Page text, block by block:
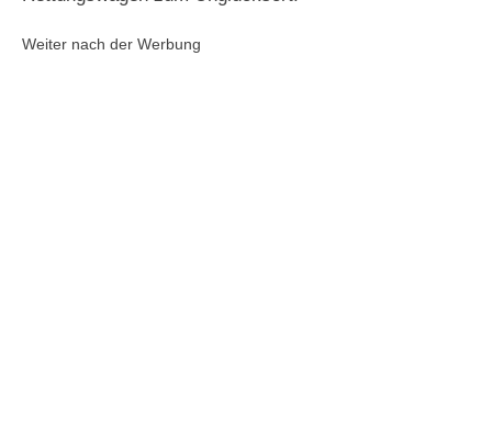
Weiter nach der Werbung